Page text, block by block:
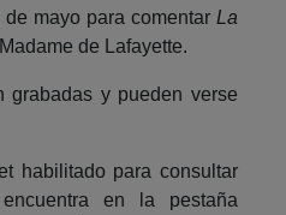
mayo para comentar La
de Lafayette.
grabadas y pueden verse
habilitado para consultar
en la pestaña